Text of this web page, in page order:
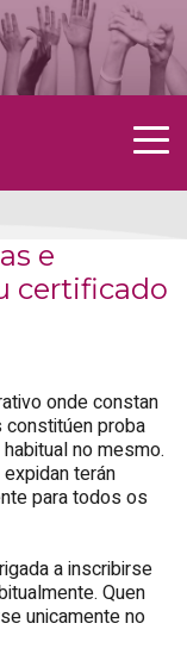
e
certificado
onde constan
proba
no mesmo.
terán
para todos os
a inscribirse
Quen
unicamente no